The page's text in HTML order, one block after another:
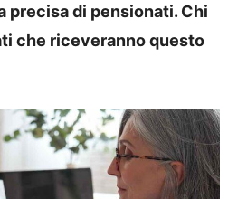
precisa di pensionati. Chi
che riceveranno questo